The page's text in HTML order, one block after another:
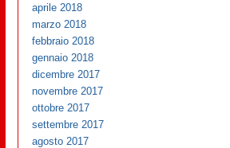
aprile 2018
marzo 2018
febbraio 2018
gennaio 2018
dicembre 2017
novembre 2017
ottobre 2017
settembre 2017
agosto 2017